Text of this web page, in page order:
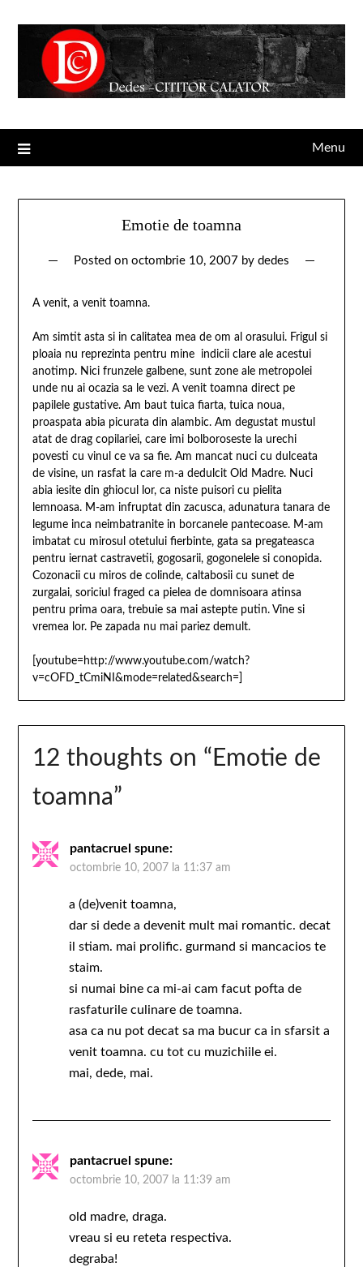
Menu
Emotie de toamna
Posted on octombrie 10, 2007 by dedes
A venit, a venit toamna.
Am simtit asta si in calitatea mea de om al orasului. Frigul si
ploaia nu reprezinta pentru mine indicii clare ale acestui
anotimp. Nici frunzele galbene, sunt zone ale metropolei
unde nu ai ocazia sa le vezi. A venit toamna direct pe
papilele gustative. Am baut tuica fiarta, tuica noua,
proaspata abia picurata din alambic. Am degustat mustul
atat de drag copilariei, care imi bolboroseste la urechi
povesti cu vinul ce va sa fie. Am mancat nuci cu dulceata
de visine, un rasfat la care m-a dedulcit Old Madre. Nuci
abia iesite din ghiocul lor, ca niste puisori cu pielita
lemnoasa. M-am infruptat din zacusca, adunatura tanara de
legume inca neimbatranite in borcanele pantecoase. M-am
imbatat cu mirosul otetului fierbinte, gata sa pregateasca
pentru iernat castravetii, gogosarii, gogonelele si conopida.
Cozonacii cu miros de colinde, caltabosii cu sunet de
zurgalai, soriciul fraged ca pielea de domnisoara atinsa
pentru prima oara, trebuie sa mai astepte putin. Vine si
vremea lor. Pe zapada nu mai pariez demult.
[youtube=http://www.youtube.com/watch?
v=cOFD_tCmiNI&mode=related&search=]
12 thoughts on “ Emotie de
toamna”
pantacruel spune:
octombrie 10, 2007 la 11:37 am
a (de)venit toamna,
dar si dede a devenit mult mai romantic. decat
il stiam. mai prolific. gurmand si mancacios te
staim.
si numai bine ca mi-ai cam facut pofta de
rasfaturile culinare de toamna.
asa ca nu pot decat sa ma bucur ca in sfarsit a
venit toamna. cu tot cu muzichiile ei.
mai, dede, mai.
pantacruel spune:
octombrie 10, 2007 la 11:39 am
old madre, draga.
vreau si eu reteta respectiva.
degraba!